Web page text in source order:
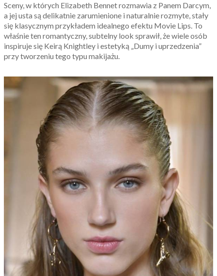
Sceny, w których Elizabeth Bennet rozmawia z Panem Darcym,
a jej usta są delikatnie zarumienione i naturalnie rozmyte, stały
się klasycznym przykładem idealnego efektu Movie Lips. To
właśnie ten romantyczny, subtelny look sprawił, że wiele osób
inspiruje się Keirą Knightley i estetyką „Dumy i uprzedzenia”
przy tworzeniu tego typu makijażu.